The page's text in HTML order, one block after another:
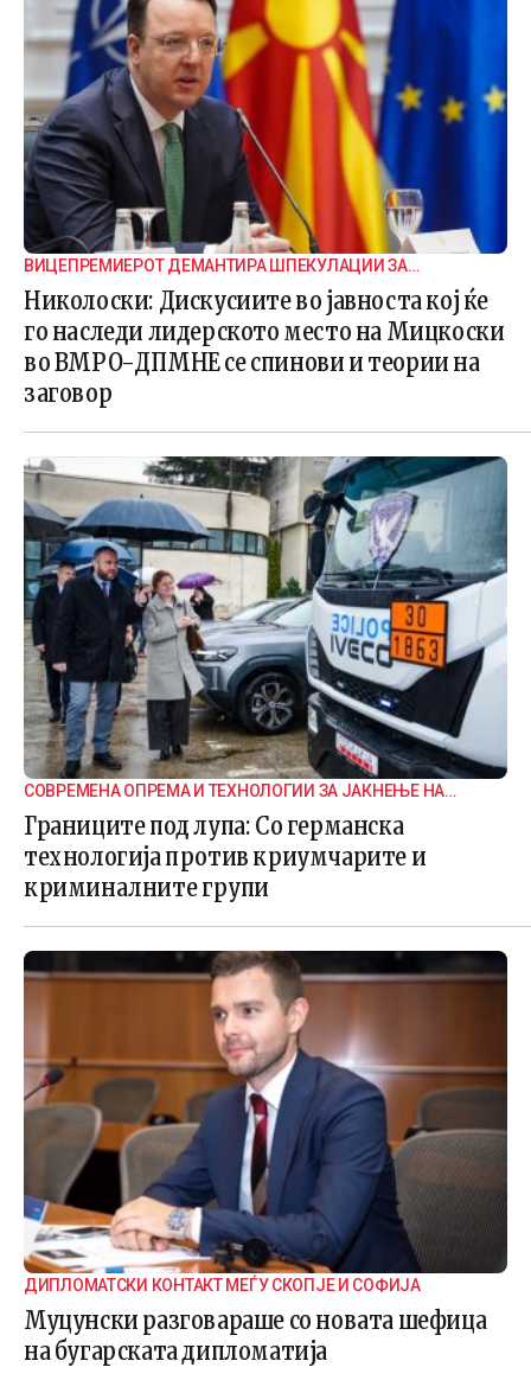
ВИЦЕПРЕМИЕРОТ ДЕМАНТИРА ШПЕКУЛАЦИИ ЗА
ВНАТРЕПАРТИСКИ ПОДЕЛБИ
Николоски: Дискусиите во јавноста кој ќе
го наследи лидерското место на Мицкоски
во ВМРО-ДПМНЕ се спинови и теории на
заговор
СОВРЕМЕНА ОПРЕМА И ТЕХНОЛОГИИ ЗА ЈАКНЕЊЕ НА
ГРАНИЧНАТА БЕЗБЕДНОСТ
Границите под лупа: Со германска
технологија против криумчарите и
криминалните групи
ДИПЛОМАТСКИ КОНТАКТ МЕЃУ СКОПЈЕ И СОФИЈА
Муцунски разговараше со новата шефица
на бугарската дипломатија